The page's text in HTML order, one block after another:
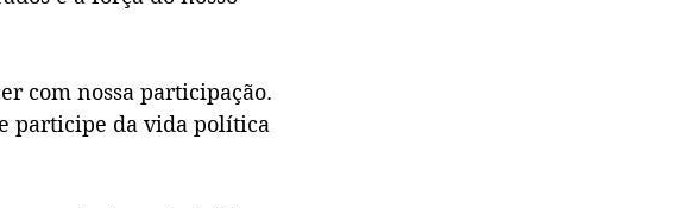
com nossa participação.
participe da vida política